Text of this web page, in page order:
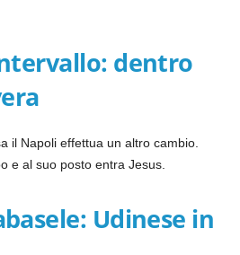
dentro
il Napoli effettua un altro cambio.
e al suo posto entra Jesus.
Udinese in